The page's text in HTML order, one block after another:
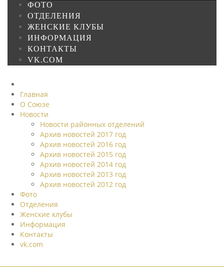
ФОТО
ОТДЕЛЕНИЯ
ЖЕНСКИЕ КЛУБЫ
ИНФОРМАЦИЯ
КОНТАКТЫ
VK.COM
Главная
О Союзе
Новости
Новости районных отделений
Архив новостей 2017 год
Архив новостей 2016 год
Архив новостей 2015 год
Архив новостей 2014 год
Архив новостей 2013 год
Архив новостей 2012 год
Фото
Отделения
Женские клубы
Информация
Контакты
vk.com